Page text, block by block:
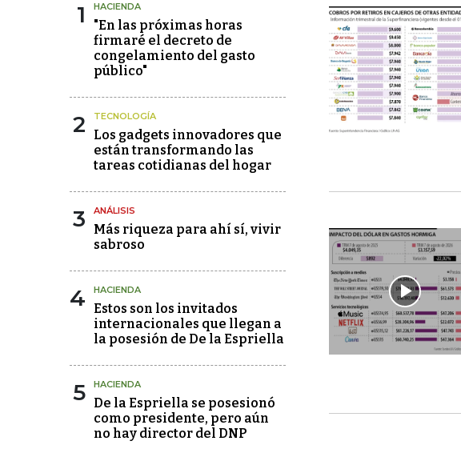
1 HACIENDA
"En las próximas horas
firmaré el decreto de
congelamiento del gasto
público"
2 TECNOLOGÍA
Los gadgets innovadores que
están transformando las
tareas cotidianas del hogar
3 ANÁLISIS
Más riqueza para ahí sí, vivir
sabroso
4 HACIENDA
Estos son los invitados
internacionales que llegan a
la posesión de De la Espriella
5 HACIENDA
De la Espriella se posesionó
como presidente, pero aún
no hay director del DNP